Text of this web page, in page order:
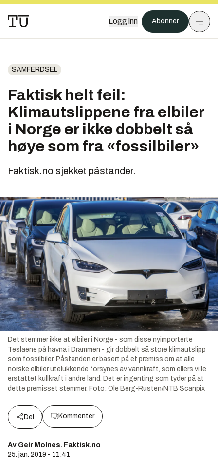
Logg inn Abonner
SAMFERDSEL
Faktisk helt feil:
Klimautslippene fra elbiler
i Norge er ikke dobbelt så
høye som fra «fossilbiler»
Faktisk.no sjekket påstander.
Det stemmer ikke at elbiler i Norge - som disse nyimporterte
Teslaene på havna i Drammen - gir dobbelt så store klimautslipp
som fossilbiler. Påstanden er basert på et premiss om at alle
norske elbiler utelukkende forsynes av vannkraft, som ellers ville
erstattet kullkraft i andre land. Det er ingenting som tyder på at
dette premisset stemmer. Foto: Ole Berg-Rusten/NTB Scanpix
Del Kommenter
Av Geir Molnes. Faktisk.no
25. jan. 2019 - 11:41